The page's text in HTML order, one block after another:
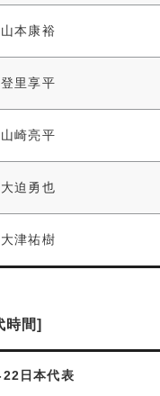
山本康裕
登里享平
山崎亮平
大迫勇也
大津祐樹
時間]
日本代表